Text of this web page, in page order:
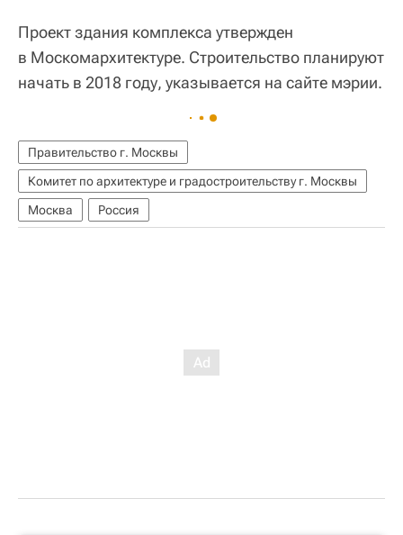
Проект здания комплекса утвержден
в Москомархитектуре. Строительство планируют
начать в 2018 году, указывается на сайте мэрии.
Правительство г. Москвы
Комитет по архитектуре и градостроительству г. Москвы
Москва
Россия